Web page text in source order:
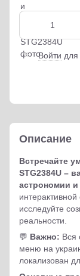
% Войти для
Описание
Встречайте
STG2384U –
астрономии
исследуйте
реальности.
💬 Важно: Вся
меню на
локализован